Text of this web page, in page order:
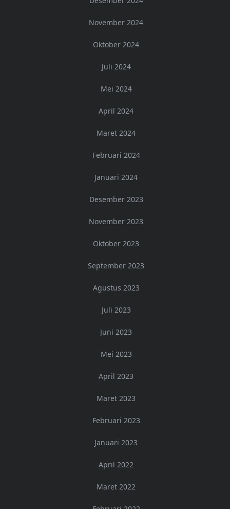
November 2024
Oktober 2024
Juli 2024
Mei 2024
April 2024
Maret 2024
Februari 2024
Januari 2024
Desember 2023
November 2023
Oktober 2023
September 2023
Agustus 2023
Juli 2023
Juni 2023
Mei 2023
April 2023
Maret 2023
Februari 2023
Januari 2023
April 2022
Maret 2022